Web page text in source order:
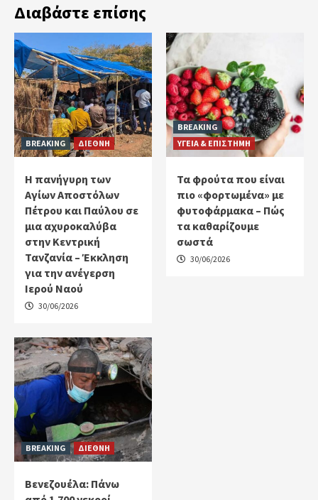
Διαβάστε επίσης
BREAKING ΔΙΕΘΝΗ
Η πανήγυρη των
Αγίων Αποστόλων
Πέτρου και Παύλου σε
μια αχυροκαλύβα
στην Κεντρική
Τανζανία – Έκκληση
για την ανέγερση
Ιερού Ναού
30/06/2026
BREAKING
ΥΓΕΙΑ & ΕΠΙΣΤΗΜΗ
Τα φρούτα που είναι
πιο «φορτωμένα» με
φυτοφάρμακα – Πώς
τα καθαρίζουμε
σωστά
30/06/2026
BREAKING ΔΙΕΘΝΗ
Βενεζουέλα: Πάνω